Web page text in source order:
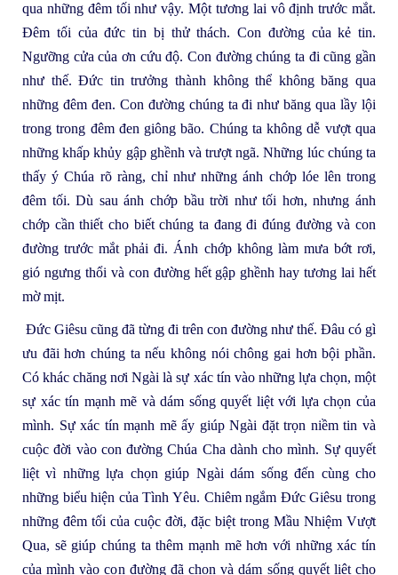
qua những đêm tối như vậy. Một tương lai vô định trước mắt.
Đêm tối của đức tin bị thử thách. Con đường của kẻ tin.
Ngưỡng cửa của ơn cứu độ. Con đường chúng ta đi cũng gần
như thế. Đức tin trưởng thành không thể không băng qua
những đêm đen. Con đường chúng ta đi như băng qua lầy lội
trong trong đêm đen giông bão. Chúng ta không dễ vượt qua
những khấp khủy gập ghềnh và trượt ngã. Những lúc chúng ta
thấy ý Chúa rõ ràng, chỉ như những ánh chớp lóe lên trong
đêm tối. Dù sau ánh chớp bầu trời như tối hơn, nhưng ánh
chớp cần thiết cho biết chúng ta đang đi đúng đường và con
đường trước mắt phải đi. Ánh chớp không làm mưa bớt rơi,
gió ngưng thổi và con đường hết gập ghềnh hay tương lai hết
mờ mịt.
Đức Giêsu cũng đã từng đi trên con đường như thế. Đâu có gì
ưu đãi hơn chúng ta nếu không nói chông gai hơn bội phần.
Có khác chăng nơi Ngài là sự xác tín vào những lựa chọn, một
sự xác tín mạnh mẽ và dám sống quyết liệt với lựa chọn của
mình. Sự xác tín mạnh mẽ ấy giúp Ngài đặt trọn niềm tin và
cuộc đời vào con đường Chúa Cha dành cho mình. Sự quyết
liệt vì những lựa chọn giúp Ngài dám sống đến cùng cho
những biểu hiện của Tình Yêu. Chiêm ngắm Đức Giêsu trong
những đêm tối của cuộc đời, đặc biệt trong Mầu Nhiệm Vượt
Qua, sẽ giúp chúng ta thêm mạnh mẽ hơn với những xác tín
của mình vào con đường đã chọn và dám sống quyết liệt cho